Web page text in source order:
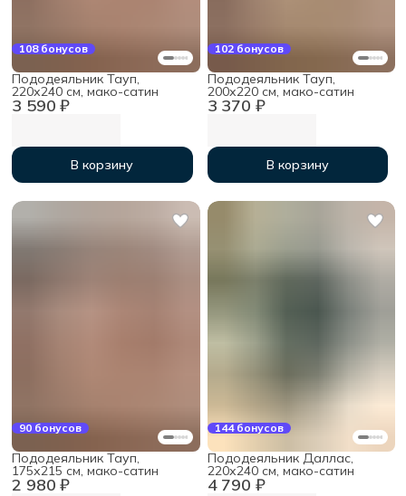
108 бонусов
3 590 ₽
Пододеяльник Тауп,
220х240 см, мако-сатин
В корзину
102 бонусов
3 370 ₽
Пододеяльник Тауп,
200х220 см, мако-сатин
В корзину
90 бонусов
2 980 ₽
Пододеяльник Тауп,
175х215 см, мако-сатин
144 бонусов
4 790 ₽
Пододеяльник Даллас,
220х240 см, мако-сатин